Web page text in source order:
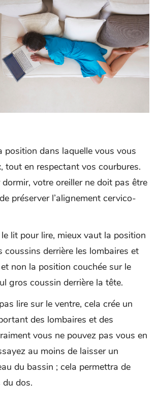
position dans laquelle vous vous
tout en respectant vos courbures.
votre oreiller ne doit pas être
préserver l’alignement cervico-
lit pour lire, mieux vaut la position
coussins derrière les lombaires et
non la position couchée sur le
gros coussin derrière la tête.
lire sur le ventre, cela crée un
des lombaires et des
vous ne pouvez pas vous en
au moins de laisser un
du bassin ; cela permettra de
dos.